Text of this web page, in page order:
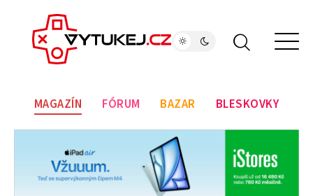
MAGAZÍN FÓRUM BAZAR BLESKOVKY